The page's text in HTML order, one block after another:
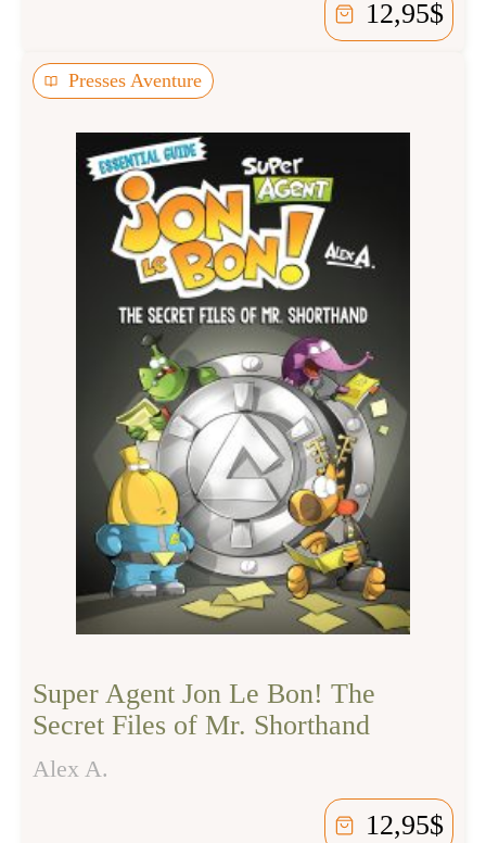
12,95$
Presses Aventure
Super Agent Jon Le Bon! The
Secret Files of Mr. Shorthand
Alex A.
12,95$